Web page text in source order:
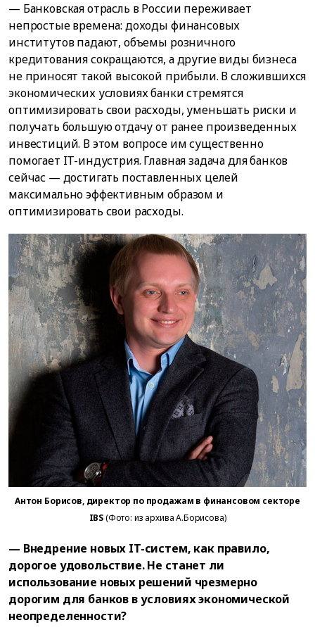
— Банковская отрасль в России переживает
непростые времена: доходы финансовых
институтов падают, объемы розничного
кредитования сокращаются, а другие виды бизнеса
не приносят такой высокой прибыли. В сложившихся
экономических условиях банки стремятся
оптимизировать свои расходы, уменьшать риски и
получать большую отдачу от ранее произведенных
инвестиций. В этом вопросе им существенно
помогает IT-индустрия. Главная задача для банков
сейчас — достигать поставленных целей
максимально эффективным образом и
оптимизировать свои расходы.
Антон Борисов, директор по продажам в финансовом секторе
IBS(Фото: из архива А.Борисова)
— Внедрение новых IT-систем, как правило,
дорогое удовольствие. Не станет ли
использование новых решений чрезмерно
дорогим для банков в условиях экономической
неопределенности?